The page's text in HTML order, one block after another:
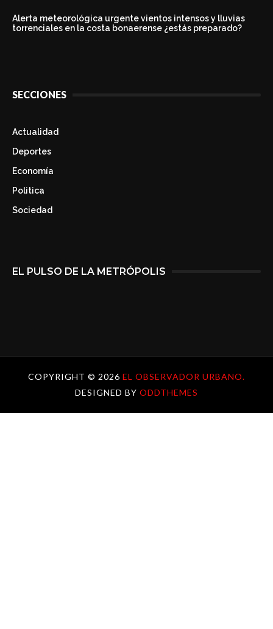
Alerta meteorológica urgente vientos intensos y lluvias
torrenciales en la costa bonaerense ¿estás preparado?
SECCIONES
Actualidad
Deportes
Economía
Politica
Sociedad
EL PULSO DE LA METRÓPOLIS
COPYRIGHT © 2026 EL OBSERVADOR URBANO.
DESIGNED BY ODDTHEMES